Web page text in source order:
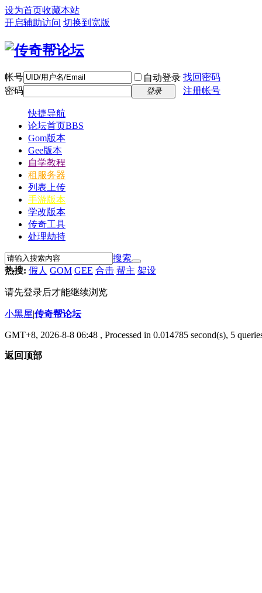
设为首页收藏本站
开启辅助访问 切换到宽版
帐号 自动登录 找回密码
密码
登录 注册帐号
快捷导航
论坛首页BBS
Gom版本
Gee版本
自学教程
租服务器
列表上传
手游版本
学改版本
传奇工具
处理劫持
搜索
热搜: 假人 GOM GEE 合击 帮主 架设
请先登录后才能继续浏览
小黑屋|传奇帮论坛
GMT+8, 2026-8-8 06:48 , Processed in 0.014785 second(s), 5
返回顶部